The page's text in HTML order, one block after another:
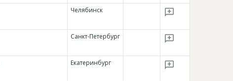
Челябинск
Санкт-Петербург
Екатеринбург